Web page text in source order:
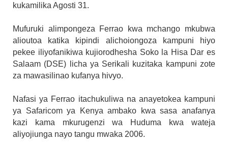
kukamilika Agosti 31.
Mufuruki alimpongeza Ferrao kwa mchango mkubwa
alioutoa katika kipindi alichoiongoza kampuni hiyo
pekee iliyofanikiwa kujiorodhesha Soko la Hisa Dar es
Salaam (DSE) licha ya Serikali kuzitaka kampuni zote
za mawasilinao kufanya hivyo.
Nafasi ya Ferrao itachukuliwa na anayetokea kampuni
ya Safaricom ya Kenya ambako kwa sasa anafanya
kazi kama mkurugenzi wa Huduma kwa wateja
aliyojiunga nayo tangu mwaka 2006.